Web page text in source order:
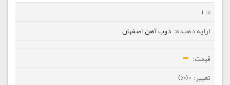
1
ذوب آهن اصفهان
0 (0%)